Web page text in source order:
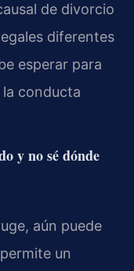
de divorcio
diferentes
esperar para
conducta
y no sé dónde
aún puede
un